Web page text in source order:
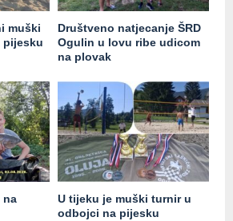
muški
pijesku
Društveno natjecanje ŠRD
Ogulin u lovu ribe udicom
na plovak
na
U tijeku je muški turnir u
odbojci na pijesku